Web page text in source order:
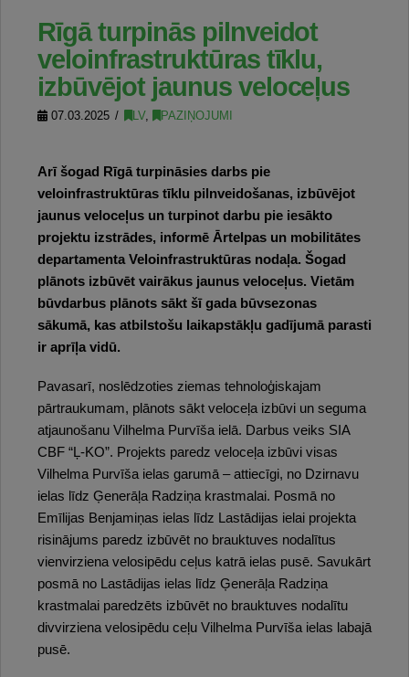
Rīgā turpinās pilnveidot
veloinfrastruktūras tīklu,
izbūvējot jaunus veloceļus
07.03.2025 LV, PAZIŅOJUMI
Arī šogad Rīgā turpināsies darbs pie
veloinfrastruktūras tīklu pilnveidošanas, izbūvējot
jaunus veloceļus un turpinot darbu pie iesākto
projektu izstrādes, informē Ārtelpas un mobilitātes
departamenta Veloinfrastruktūras nodaļa. Šogad
plānots izbūvēt vairākus jaunus veloceļus. Vietām
būvdarbus plānots sākt šī gada būvsezonas
sākumā, kas atbilstošu laikapstākļu gadījumā parasti
ir aprīļa vidū.
Pavasarī, noslēdzoties ziemas tehnoloģiskajam
pārtraukumam, plānots sākt veloceļa izbūvi un seguma
atjaunošanu Vilhelma Purvīša ielā. Darbus veiks SIA
CBF “Ļ-KO”. Projekts paredz veloceļa izbūvi visas
Vilhelma Purvīša ielas garumā – attiecīgi, no Dzirnavu
ielas līdz Ģenerāļa Radziņa krastmalai. Posmā no
Emīlijas Benjamiņas ielas līdz Lastādijas ielai projekta
risinājums paredz izbūvēt no brauktuves nodalītus
vienvirziena velosipēdu ceļus katrā ielas pusē. Savukārt
posmā no Lastādijas ielas līdz Ģenerāļa Radziņa
krastmalai paredzēts izbūvēt no brauktuves nodalītu
divvirziena velosipēdu ceļu Vilhelma Purvīša ielas labajā
pusē.